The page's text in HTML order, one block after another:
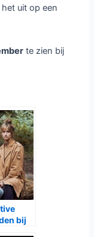
uit op een
te zien bij
bij